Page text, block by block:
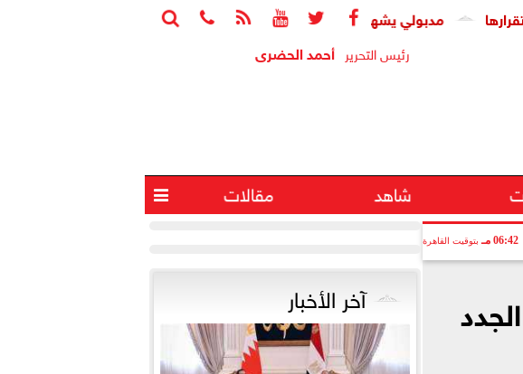






مدبولي يشهد توقيع اتفاقية تأسيس شركة ”مواصلات مدن مصر” لتشغيل النقل الذكي
رئيس التحرير أحمد الحضرى
شاهد مقالات 
06:42 مـ بتوقيت القاهرة
آخر الأخبار